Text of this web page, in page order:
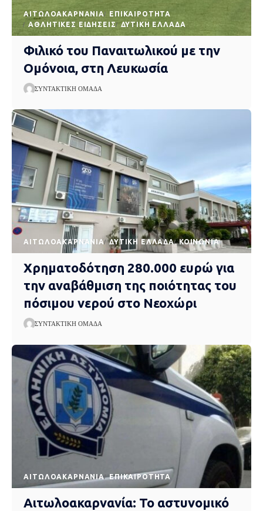
AΙΤΩΛΟΑΚΑΡΝΑΝΊΑ
EΠΙΚΑΙΡΌΤΗΤΑ
ΑΘΛΗΤΙΚΈΣ ΕΙΔΉΣΕΙΣ
ΔΥΤΙΚΉ ΕΛΛΆΔΑ
Φιλικό του Παναιτωλικού με την
Ομόνοια, στη Λευκωσία
ΣΥΝΤΑΚΤΙΚΉ ΟΜΆΔΑ
AΙΤΩΛΟΑΚΑΡΝΑΝΊΑ ΔΥΤΙΚΉ ΕΛΛΆΔΑ ΚΟΙΝΩΝΊΑ
Χρηματοδότηση 280.000 ευρώ για
την αναβάθμιση της ποιότητας του
πόσιμου νερού στο Νεοχώρι
ΣΥΝΤΑΚΤΙΚΉ ΟΜΆΔΑ
AΙΤΩΛΟΑΚΑΡΝΑΝΊΑ EΠΙΚΑΙΡΌΤΗΤΑ
Αιτωλοακαρνανία: Το αστυνομικό